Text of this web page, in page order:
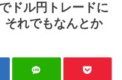
ドル円トレードに
それでもなんとか